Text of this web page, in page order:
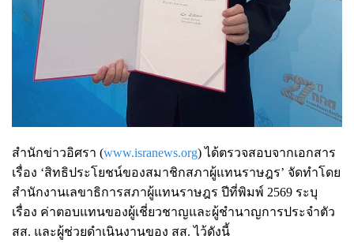
สำนักข่าวอิศรา (www.isranews.org) ได้ตรวจสอบจากเอกสาร
เรื่อง ‘สิทธิประโยชน์ของสมาชิกสภาผู้แทนราษฎร’ จัดทำโดย
สำนักงานเลขาธิการสภาผู้แทนราษฎร ปีที่พิมพ์ 2569 ระบุ
เรื่อง ค่าตอบแทนของผู้เชี่ยวชาญและผู้ชำนาญการประจำตัว
สส. และผู้ช่วยดำเนินงานของ สส. ไว้ดังนี้